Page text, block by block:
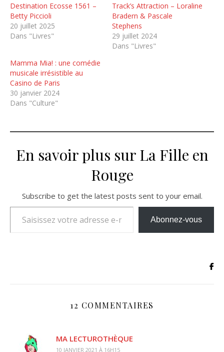
Destination Ecosse 1561 –
Betty Piccioli
20 juillet 2025
Dans "Livres"
Track’s Attraction – Loraline
Bradern & Pascale
Stephens
29 juillet 2024
Dans "Livres"
Mamma Mia! : une comédie
musicale irrésistible au
Casino de Paris
30 janvier 2024
Dans "Culture"
En savoir plus sur La Fille en
Rouge
Subscribe to get the latest posts sent to your email.
Saisissez votre adresse e-mail…
Abonnez-vous
12 COMMENTAIRES
MA LECTUROTHÈQUE
10 JANVIER 2021 À 16H15